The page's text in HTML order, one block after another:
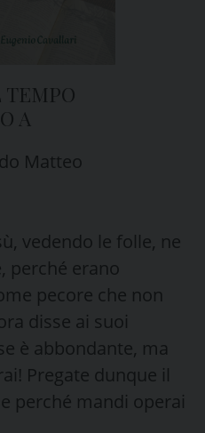
A
Matteo
vedendo le folle, ne
perché erano
pecore che non
disse ai suoi
è abbondante, ma
Pregate dunque il
perché mandi operai